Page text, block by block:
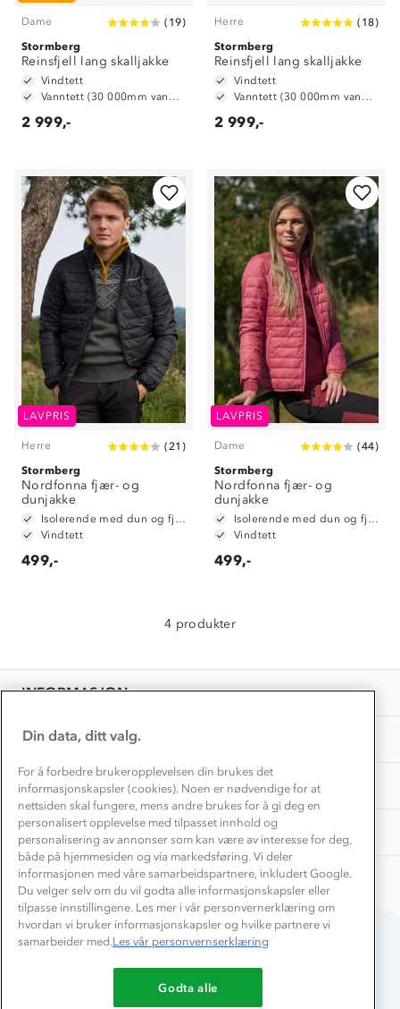
Dame ( 19)
Stormberg
Reinsfjell lang skalljakke
Vindtett
Vanntett (30 000mm vannsøyle)
2 999,-
Herre ( 18)
Stormberg
Reinsfjell lang skalljakke
Vindtett
Vanntett (30 000mm vannsøyle)
2 999,-
LAVPRIS
Herre (21 )
Stormberg
Nordfonna fjær- og
dunjakke
Isolerende med dun og fjær
Vindtett
499,-
LAVPRIS
Dame (44)
Stormberg
Nordfonna fjær- og
dunjakke
Isolerende med dun og fjær
Vindtett
499,-
4 produkter
INFORMASJON
Kontakt oss
Konkurransevinnere
Kundeklubb
Presse
OM OSS
Om Stormberg
Verdigrunnlag
Etisk handel
Dyreetikk
1% til samfunnet
Samarbeide med oss?
TIPS OG RÅD
Trelagsprinsippet barn
Alt du trenger til Norgesferien
Dette trenger du til barnehagen
Gravidklær
Store størrelser
Turmat oppskrifter
Beredskap
AKTIVITETER
Få turinspirasjon og tips her⛰
Overnatte utendørs⛺
Leirskole 🥾
Barnehageansatt
Tips til hyttetur
Du betaler enkelt med
Din data, ditt valg.
For å forbedre brukeropplevelsen din brukes det
informasjonskapsler (cookies). Noen er nødvendige for at
nettsiden skal fungere, mens andre brukes for å gi deg en
personalisert opplevelse med tilpasset innhold og
personalisering av annonser som kan være av interesse for deg,
både på hjemmesiden og via markedsføring. Vi deler
informasjonen med våre samarbeidspartnere, inkludert Google.
Du velger selv om du vil godta alle informasjonskapsler eller
tilpasse innstillingene. Les mer i vår personvernerklæring om
hvordan vi bruker informasjonskapsler og hvilke partnere vi
samarbeider med.Les vår personvernserklæring
Godta alle